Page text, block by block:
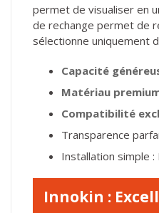
permet de visualiser en
de rechange permet de
sélectionne uniquement
Capacité
Matériau
Compatibilité
Transparence
Installation simple
Innokin :